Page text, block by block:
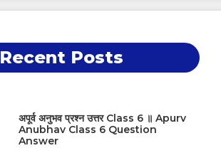
Recent Posts
अपूर्व अनुभव प्रश्न उत्तर Class 6 ॥ Apurv
Anubhav Class 6 Question
Answer